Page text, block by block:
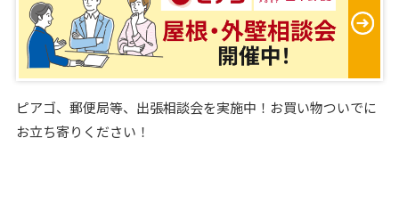
ピアゴ、郵便局等、出張相談会を実施中！お買い物ついでに
お立ち寄りください！